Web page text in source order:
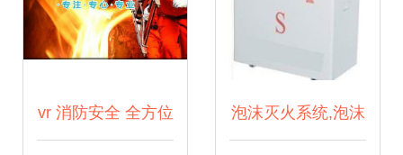
vr 消防安全 全方位 泡沫灭火系统,泡沫